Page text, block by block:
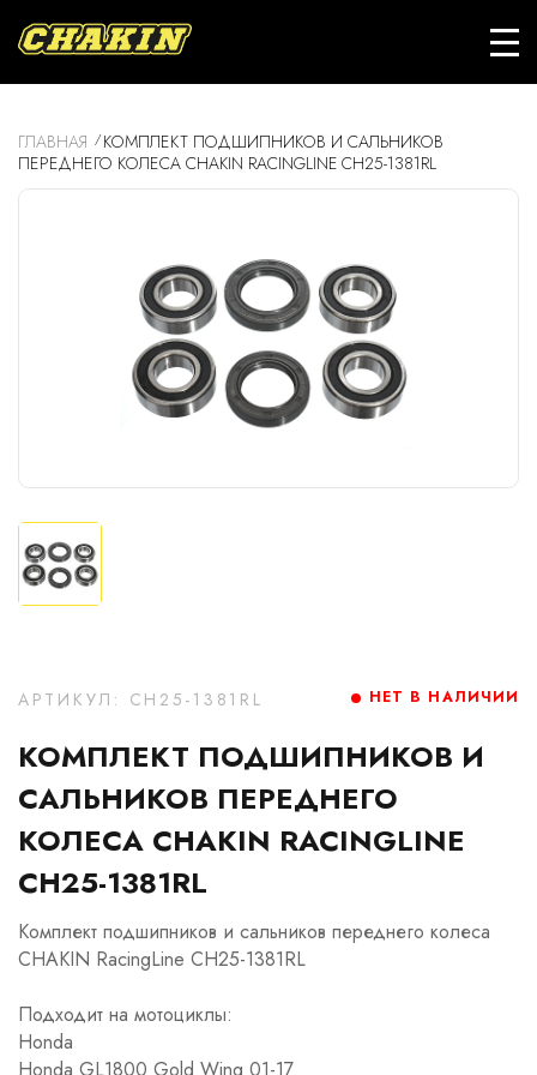
ГЛАВНАЯ
КОМПЛЕКТ ПОДШИПНИКОВ И САЛЬНИКОВ
ПЕРЕДНЕГО КОЛЕСА CHAKIN RACINGLINE CH25-1381RL
АРТИКУЛ: CH25-1381RL
КОМПЛЕКТ ПОДШИПНИКОВ И
САЛЬНИКОВ ПЕРЕДНЕГО
КОЛЕСА CHAKIN RACINGLINE
CH25-1381RL
Комплект подшипников и сальников переднего колеса
CHAKIN RacingLine CH25-1381RL
Подходит на мотоциклы:
Honda
НЕТ В НАЛИЧИИ